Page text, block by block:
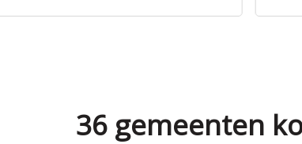
36 gemeenten